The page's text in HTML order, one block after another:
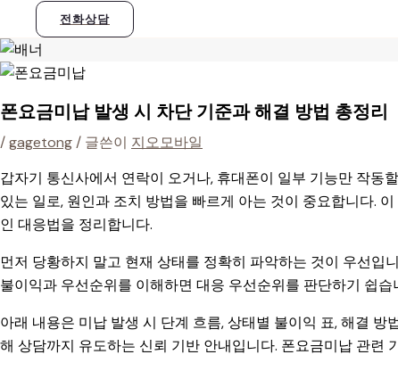
전화상담
폰요금미납 발생 시 차단 기준과 해결 방법 총정리
/gagetong / 글쓴이 지오모바일
갑자기 통신사에서 연락이 오거나, 휴대폰이 일부 기능만 작동
있는 일로, 원인과 조치 방법을 빠르게 아는 것이 중요합니다.
인 대응법을 정리합니다.
먼저 당황하지 말고 현재 상태를 정확히 파악하는 것이 우선입
불이익과 우선순위를 이해하면 대응 우선순위를 판단하기 쉽습
아래 내용은 미납 발생 시 단계 흐름, 상태별 불이익 표, 해결
해 상담까지 유도하는 신뢰 기반 안내입니다. 폰요금미납 관련